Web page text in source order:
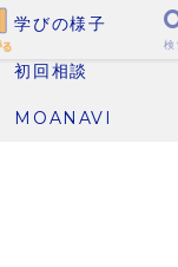
学びの様子
初回相談
MOANAVI